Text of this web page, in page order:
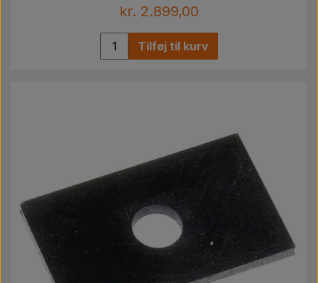
kr. 2.899,00
Tilføj til kurv